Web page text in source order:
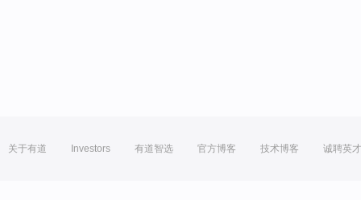
关于有道 Investors 有道智选 官方博客 技术博客 诚聘英才